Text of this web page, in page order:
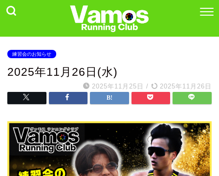
練習会のお知らせ
2025年11月26日(水)
2025年11月25日 / 2025年11月26日